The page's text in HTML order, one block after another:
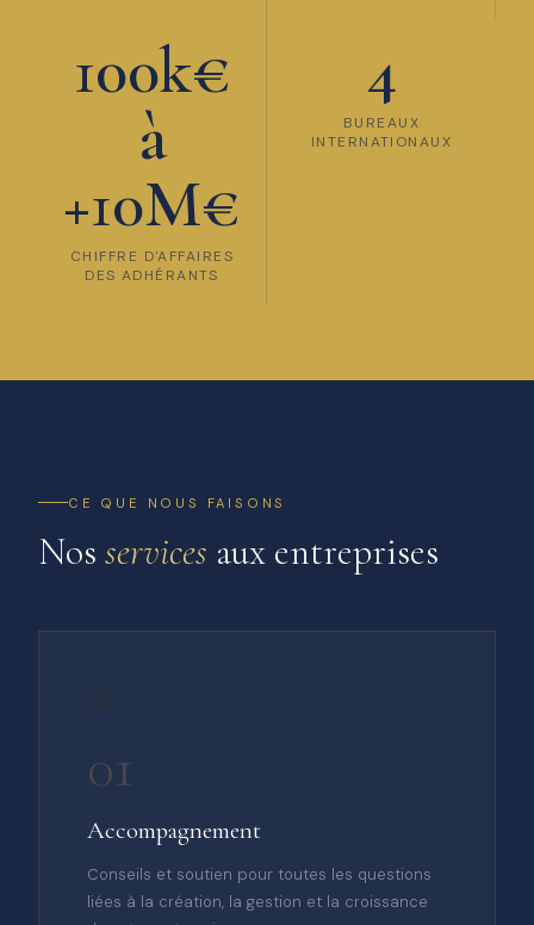
100k€
à
+10M€
CHIFFRE D'AFFAIRES
DES ADHÉRANTS
4
BUREAUX
INTERNATIONAUX
CE QUE NOUS FAISONS
Nos services aux entreprises
01
Accompagnement
Conseils et soutien pour toutes les questions
liées à la création, la gestion et la croissance